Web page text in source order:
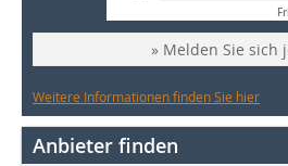
» Melden Sie sich
Weitere Informationen finden Sie hier
Anbieter finden